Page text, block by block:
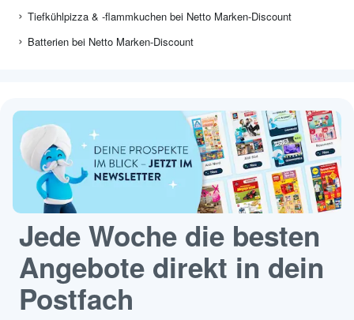
Tiefkühlpizza & -flammkuchen bei Netto Marken-Discount
Batterien bei Netto Marken-Discount
Jede Woche die besten
Angebote direkt in dein
Postfach